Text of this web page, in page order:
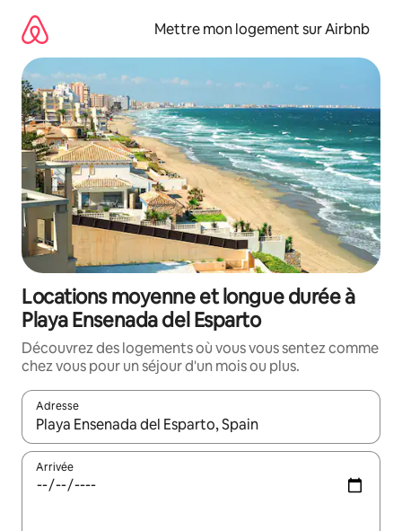
directement
contenu
Mettre mon logement sur Airbnb
Locations moyenne et longue durée à
Playa Ensenada del Esparto
Découvrez des logements où vous vous sentez comme
chez vous pour un séjour d'un mois ou plus.
Adresse
Lorsque les résultats s'affichent, utilisez les flèches vers le
Arrivée